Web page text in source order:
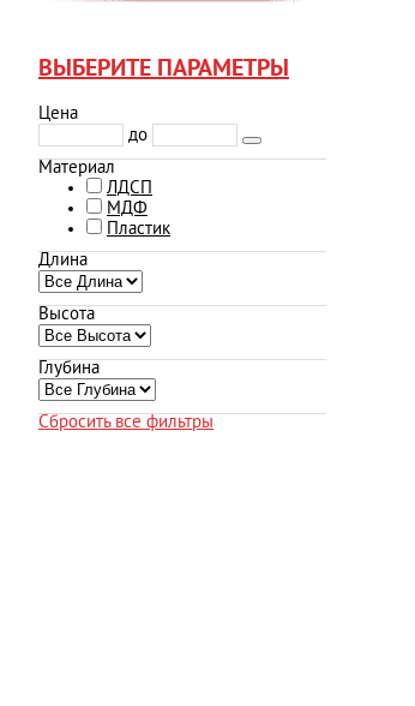
ВЫБЕРИТЕ ПАРАМЕТРЫ
Цена
до
Материал
ЛДСП
МДФ
Пластик
Длина
Высота
Глубина
Сбросить все фильтры